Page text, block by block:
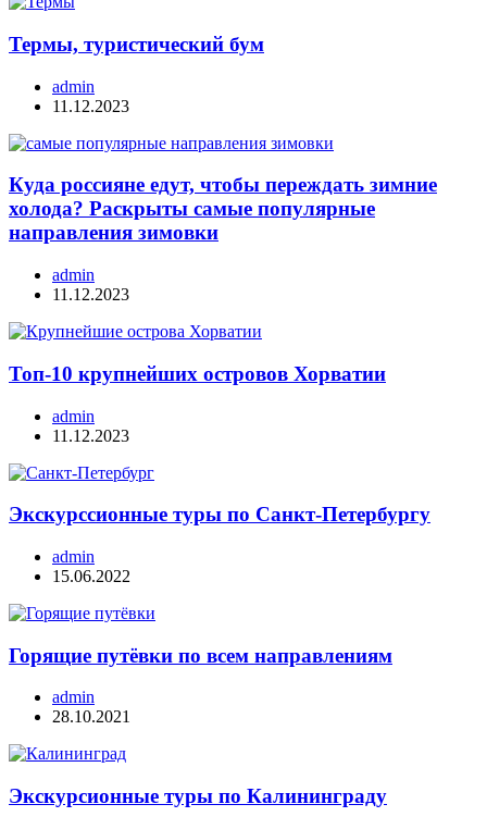
Термы, туристический бум
admin
11.12.2023
Куда россияне едут, чтобы переждать зимние
холода? Раскрыты самые популярные
направления зимовки
admin
11.12.2023
Топ-10 крупнейших островов Хорватии
admin
11.12.2023
Экскурссионные туры по Санкт-Петербургу
admin
15.06.2022
Горящие путёвки по всем направлениям
admin
28.10.2021
Экскурсионные туры по Калининграду